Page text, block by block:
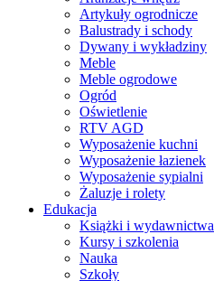
Artykuły ogrodnicze
Balustrady i schody
Dywany i wykładziny
Meble
Meble ogrodowe
Ogród
Oświetlenie
RTV AGD
Wyposażenie kuchni
Wyposażenie łazienek
Wyposażenie sypialni
Żaluzje i rolety
Edukacja
Książki i wydawnictwa
Kursy i szkolenia
Nauka
Szkoły